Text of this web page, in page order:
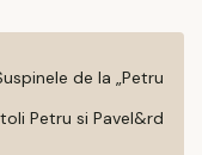
de la „Petru
Petru si Pavel&rd